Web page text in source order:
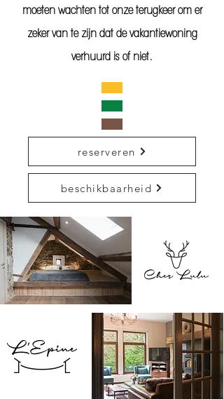
moeten wachten tot onze terugkeer om er
zeker van te zijn dat de vakantiewoning
verhuurd is of niet.
reserveren
beschikbaarheid